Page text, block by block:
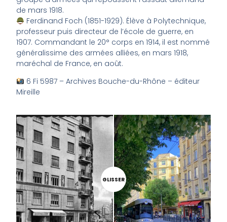
de mars 1918.
Ferdinand Foch (1851-1929). Élève à Polytechnique,
professeur puis directeur de l’école de guerre, en
1907. Commandant le 20° corps en 1914, il est nommé
généralissime des armées alliées, en mars 1918,
maréchal de France, en août.
6 Fi 5987 – Archives Bouche-du-Rhône – éditeur
Mireille
GLISSER